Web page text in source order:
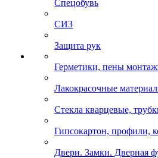
Спецобувь
СИЗ
Защита рук
Герметики, пены
Лакокрасочные
Стекла кварцевые,
Гипсокартон, профили,
Двери. Замки. Дверная